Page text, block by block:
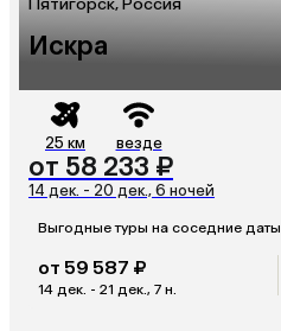
Пятигорск, Россия
Искра
25 км везде
от 58 233 ₽
14 дек. - 20 дек., 6 ночей
Выгодные туры на соседние даты
от 59 587 ₽
14 дек. - 21 дек., 7 н.